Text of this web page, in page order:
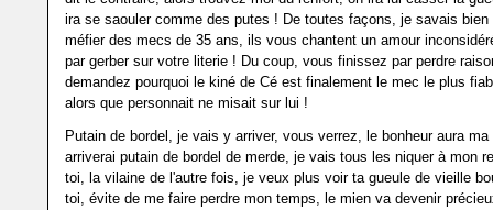
ira se saouler comme des putes ! De toutes façons, je savais
méfier des mecs de 35 ans, ils vous chantent un amour
par gerber sur votre literie ! Du coup, vous finissez par perdre
demandez pourquoi le kiné de Cé est finalement le mec le plus
alors que personnait ne misait sur lui !
Putain de bordel, je vais y arriver, vous verrez, le bonheur aura ma
arriverai putain de bordel de merde, je vais tous les niquer à mon
toi, la vilaine de l'autre fois, je veux plus voir ta gueule de vieille
toi, évite de me faire perdre mon temps, le mien va devenir